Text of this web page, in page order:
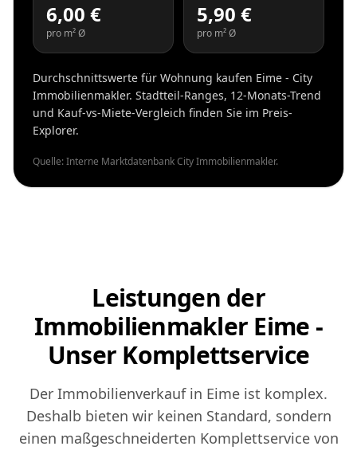
6,00 €
pro m² Ø
5,90 €
pro m² Ø
Durchschnittswerte für Wohnung kaufen Eime - City
Immobilienmakler. Stadtteil-Ranges, 12-Monats-Trend
und Kauf-vs-Miete-Vergleich finden Sie im Preis-
Explorer.
Quelle: Interne Marktdatenbank City Immobilienmakler.
Leistungen der
Immobilienmakler Eime -
Unser Komplettservice
Der Immobilienverkauf in Eime ist komplex.
Deshalb bieten wir keinen Standard, sondern
einen maßgeschneiderten Komplettservice von